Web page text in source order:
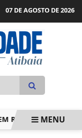
07 DE AGOSTO DE 2026
RISCO MENU